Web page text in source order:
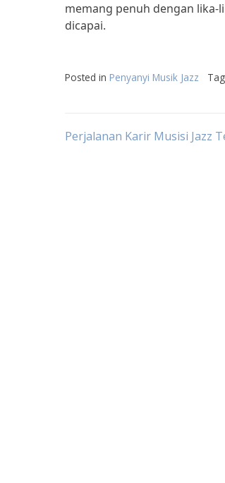
memang penuh dengan
dicapai.
Posted in Penyanyi Musik Jazz
Post
Perjalanan Karir Musisi Jazz